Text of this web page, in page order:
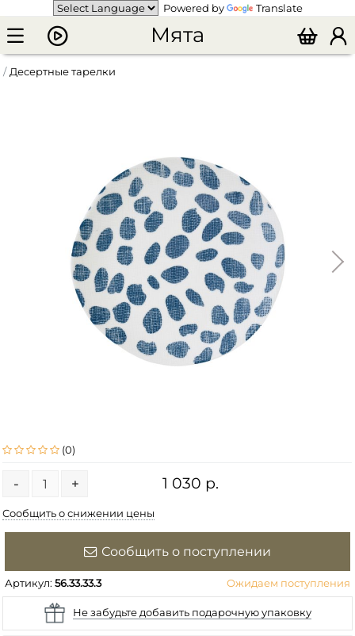
Powered by Translate
Мята
Десертные тарелки
(0)
- + 1 030 р.
Сообщить о снижении цены
Сообщить о поступлении
Артикул:56.33.33.3 Ожидаем поступления
Не забудьте добавить подарочную упаковку